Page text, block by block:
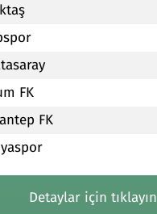
FK
FK
Detaylar için tıklayın